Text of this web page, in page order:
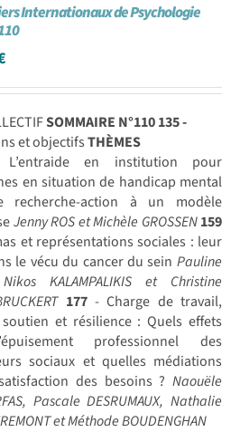
Internationaux de Psychologie
SOMMAIRE N°110135 -
et objectifsTHÈMES
en institution pour
en situation de handicap mental
recherche-action à un modèle
Jenny ROS et Michèle GROSSEN159
et représentations sociales : leur
le vécu du cancer du sein Pauline
KALAMPALIKIS et Christine
177- Charge de travail,
et résilience : Quels effets
professionnel des
sociaux et quelles médiations
des besoins ? Naouële
Pascale DESRUMAUX, Nathalie
et Méthode BOUDENGHAN